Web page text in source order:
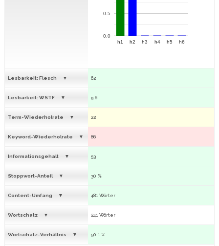
h1 h2 h3 h4 h5 h6
0.0
0.5
Lesbarkeit: Flesch 62
Lesbarkeit: WSTF 9.6
Term-Wiederholrate 22
Keyword-Wiederholrate 86
Informationsgehalt 53
Stoppwort-Anteil 30 %
Content-Umfang 481 Wörter
Wortschatz 241 Wörter
Wortschatz-Verhältnis 50.1 %